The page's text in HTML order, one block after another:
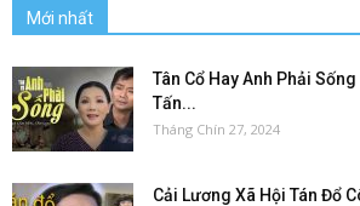
Mới nhất
Tân Cổ Hay Anh Phải
Tấn...
Tháng Chín 27, 2024
Cải Lương Xã Hội Tán Đổ